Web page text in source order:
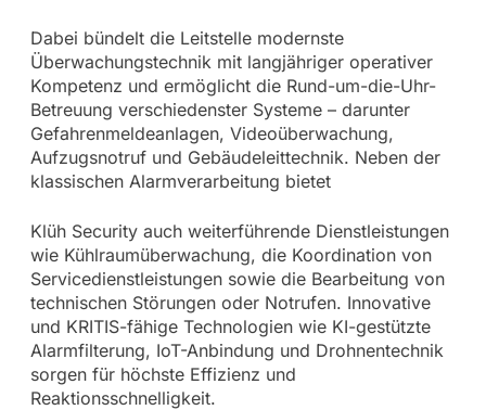
Dabei bündelt die Leitstelle modernste
Überwachungstechnik mit langjähriger operativer
Kompetenz und ermöglicht die Rund-um-die-Uhr-
Betreuung verschiedenster Systeme – darunter
Gefahrenmeldeanlagen, Videoüberwachung,
Aufzugsnotruf und Gebäudeleittechnik. Neben der
klassischen Alarmverarbeitung bietet
Klüh Security auch weiterführende Dienstleistungen
wie Kühlraumüberwachung, die Koordination von
Servicedienstleistungen sowie die Bearbeitung von
technischen Störungen oder Notrufen. Innovative
und KRITIS-fähige Technologien wie KI-gestützte
Alarmfilterung, IoT-Anbindung und Drohnentechnik
sorgen für höchste Effizienz und
Reaktionsschnelligkeit.